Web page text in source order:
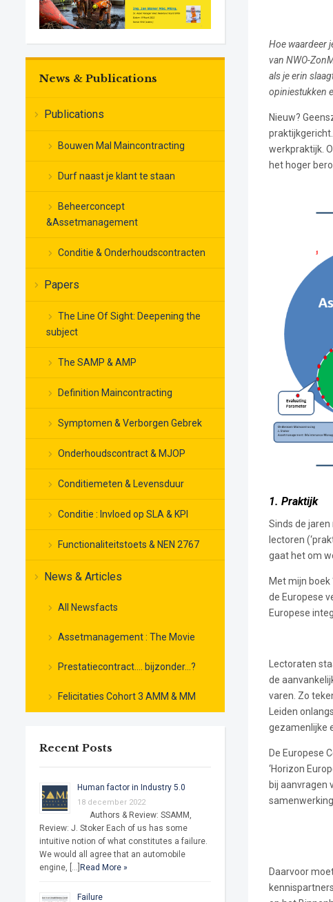
News & Publications
Publications
Bouwen Mal Maincontracting
Durf naast je klant te staan
Beheerconcept
&Assetmanagement
Conditie & Onderhoudscontracten
Papers
The Line Of Sight: Deepening the
subject
The SAMP & AMP
Definition Maincontracting
Symptomen & Verborgen Gebrek
Onderhoudscontract & MJOP
Conditiemeten & Levensduur
Conditie : Invloed op SLA & KPI
Functionaliteitstoets & NEN 2767
News & Articles
All Newsfacts
Assetmanagement : The Movie
Prestatiecontract…. bijzonder…?
Felicitaties Cohort 3 AMM & MM
Recent Posts
Human factor in Industry 5.0
18 december 2022
Authors & Review: SSAMM,
Review: J. Stoker Each of us has some
intuitive notion of what constitutes a failure.
We would all agree that an automobile
engine, […] Read More »
Failure
Hoe waardeer
van NWO-
als je erin
opiniestukken
Nieuw?
werkpraktijk.
het hoger
1. Praktijk
Sinds de
lectoren
gaat het om
Met mijn
de Europese
Europese
Lectoraten
de
varen. Zo
Leiden
gezamenlijke
De Europese
‘Horizon
bij aanvragen
Daarvoor